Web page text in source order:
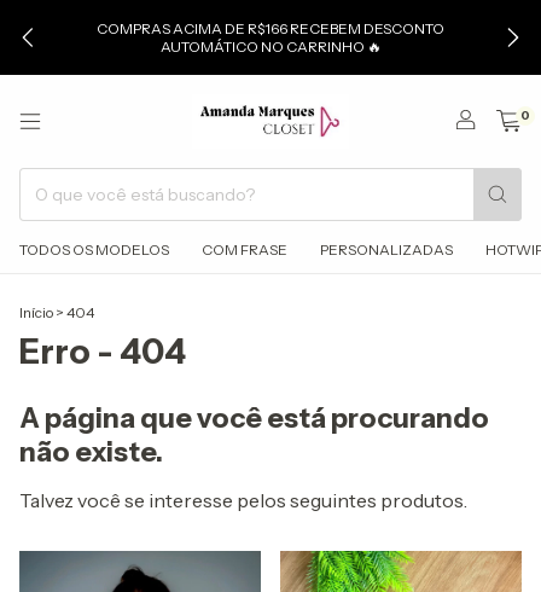
COMPRAS ACIMA DE R$166 RECEBEM DESCONTO
AUTOMÁTICO NO CARRINHO 🔥
0
TODOS OS MODELOS COM FRASE PERSONALIZADAS
Início > 404
Erro - 404
A página que você está procurando
não existe.
Talvez você se interesse pelos seguintes produtos.